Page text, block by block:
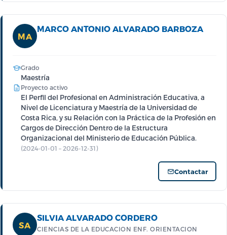
MA
MARCO ANTONIO ALVARADO BARBOZA
Grado
Maestría
Proyecto activo
El Perfil del Profesional en Administración Educativa, a
Nivel de Licenciatura y Maestría de la Universidad de
Costa Rica, y su Relación con la Práctica de la Profesión en
Cargos de Dirección Dentro de la Estructura
Organizacional del Ministerio de Educación Pública.
(2024-01-01 – 2026-12-31)
Contactar
SA
SILVIA ALVARADO CORDERO
CIENCIAS DE LA EDUCACION ENF. ORIENTACION